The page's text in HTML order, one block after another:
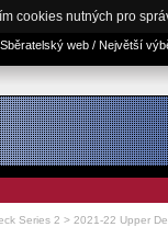
cookies nutných pro
web / Největší
Series 2 > 2021-22 Upper